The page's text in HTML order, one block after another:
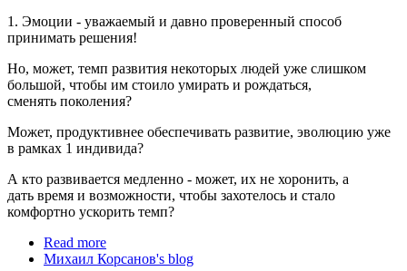
1. Эмоции - уважаемый и давно проверенный способ
принимать решения!
Но, может, темп развития некоторых людей уже слишком
большой, чтобы им стоило умирать и рождаться,
сменять поколения?
Может, продуктивнее обеспечивать развитие, эволюцию уже
в рамках 1 индивида?
А кто развивается медленно - может, их не хоронить, а
дать время и возможности, чтобы захотелось и стало
комфортно ускорить темп?
Read more
крионированию - что делать?
Михаил Корсанов's blog